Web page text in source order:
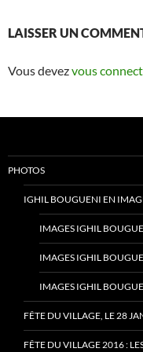
LAISSER UN
Vous devezvous
PHOTOS
IGHIL BOUGUENI EN
IMAGES IGHIL
IMAGES IGHIL
IMAGES IGHIL
FÊTE DU VILLAGE, LE 28
FÊTE DU VILLAGE 2016 :